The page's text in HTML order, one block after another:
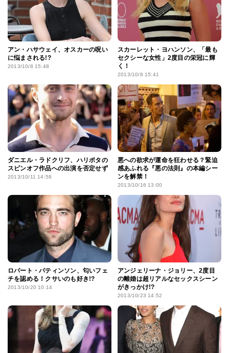
アン・ハサウェイ、オスカーの呪い
に悩まされる!?
2013/10/8 15:48
スカーレット・ヨハンソン、「最も
セクシーな女性」2度目の栄冠に輝
く！
2013/10/8 15:41
ダニエル・ラドクリフ、ハリポタの
スピンオフ作品への出演を否定せず
2013/10/11 14:58
悪への欲求が運命を狂わせる？緊迫
感あふれる『悪の法則』の本編シー
ンを解禁！
2013/10/16 13:00
ロバート・パティンソン、匂いフェ
チを認める！クサいのも好き!?
2013/10/20 10:14
アンジェリーナ・ジョリー、2度目
の離婚は超リアルなセックスシーン
がきっかけ!?
2013/10/23 14:52